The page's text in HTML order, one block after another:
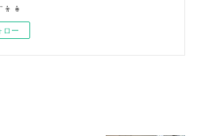
ロー